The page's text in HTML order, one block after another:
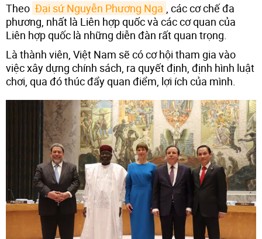
Theo Đại sứ Nguyễn Phương Nga , các cơ chế đa
phương, nhất là Liên hợp quốc và các cơ quan của
Liên hợp quốc là những diễn đàn rất quan trọng.
Là thành viên, Việt Nam sẽ có cơ hội tham gia vào
việc xây dựng chính sách, ra quyết định, định hình luật
chơi, qua đó thúc đẩy quan điểm, lợi ích của mình.